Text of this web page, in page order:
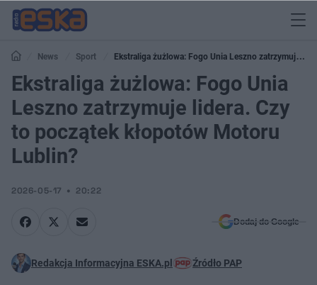
News Sport
Ekstraliga żużlowa: Fogo Unia Leszno zatrzymuje
lidera. Czy to początek kłopotów Motoru Lublin?
Ekstraliga żużlowa: Fogo Unia
Leszno zatrzymuje lidera. Czy
to początek kłopotów Motoru
Lublin?
2026-05-17 20:22
Dodaj do Google
Redakcja Informacyjna ESKA.pl Źródło PAP